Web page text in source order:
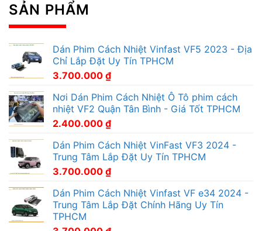
SẢN PHẨM
Dán Phim Cách Nhiệt Vinfast VF5 2023 - Địa
Chỉ Lắp Đặt Uy Tín TPHCM
3.700.000 ₫
Nơi Dán Phim Cách Nhiệt Ô Tô phim cách
nhiệt VF2 Quận Tân Bình - Giá Tốt TPHCM
2.400.000 ₫
Dán Phim Cách Nhiệt VinFast VF3 2024 -
Trung Tâm Lắp Đặt Uy Tín TPHCM
3.700.000 ₫
Dán Phim Cách Nhiệt Vinfast VF e34 2024 -
Trung Tâm Lắp Đặt Chính Hãng Uy Tín
TPHCM